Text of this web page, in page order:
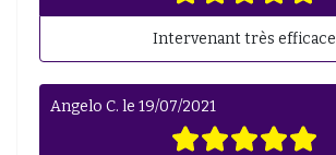
Intervenant très efficace
Angelo C. le 19/07/2021